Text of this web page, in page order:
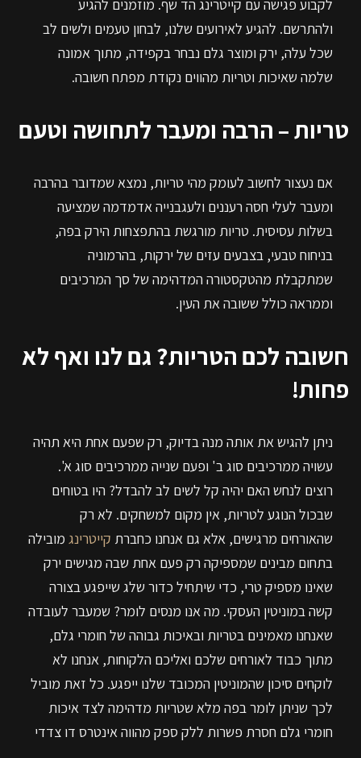
לקבוע פגישה עם קייטרינג הד שף. מוזמנים להגיע
ולהתרשם. להגיע לאירועים שלנו, לבחון טעמים ולשים לב
שכל עלה, ירק ומוצר גלם נבחר בקפידה, מתוך אמונה
שלמה שאיכות וטריות מהווים נקודת מפתח חשובה.
טריות – הרבה ומעבר לתחושה וטעם
אם נעצור לחשוב לעומק מהי טריות, נמצא שמדובר בהרבה
ומעבר לעלי חסה רעננים ולעגבנייה אדמדמה שמציעה
בשלות עסיסית. טריות מורגשת בהתפצחות הירק בפה,
בניחוח טבעי, בצבעים עזים של ירקות, בהרמוניה
שמתקבלת מהטקסטורה המדהימה של סך המרכיבים
וממראה כולל ששובה את העין.
חשובה לכם הטריות? גם לנו ואף לא
פחות!
ניתן להגיש את אותה מנה בדיוק, רק שפעם אחת היא תהיה
עשויה ממרכיבים סוג ב' ופעם שנייה ממרכיבים סוג א'.
רוצים לנחש האם יהיה קל לשים לב להבדל? היו בטוחים
שבכול הנוגע לטריות, אין מקום למשחקים. לא רק
שהאורחים מרגישים, אלא גם אנחנו כחברת קייטרינג מובילה
בתחום מבינים שמספיקה רק פעם אחת שבה מגישים ירק
שאינו מספיק טרי, כדי שיתחיל כדור שלג שייפגע בצורה
קשה במוניטין העסקי. מה אנו מנסים לומר? שמעבר לעובדה
שאנחנו מאמינים בטריות ובאיכות גבוהה של חומרי גלם,
מתוך כבוד לאורחים שלכם ואליכם הלקוחות, אנחנו לא
לוקחים סיכון שהמוניטין המכובד שלנו ייפגע. כל זאת מוביל
לכך שניתן לומר בפה מלא שטריות מדהימה לצד איכות
חומרי גלם חסרת פשרות ללק ספק מהווה אינטרס דו צדדי